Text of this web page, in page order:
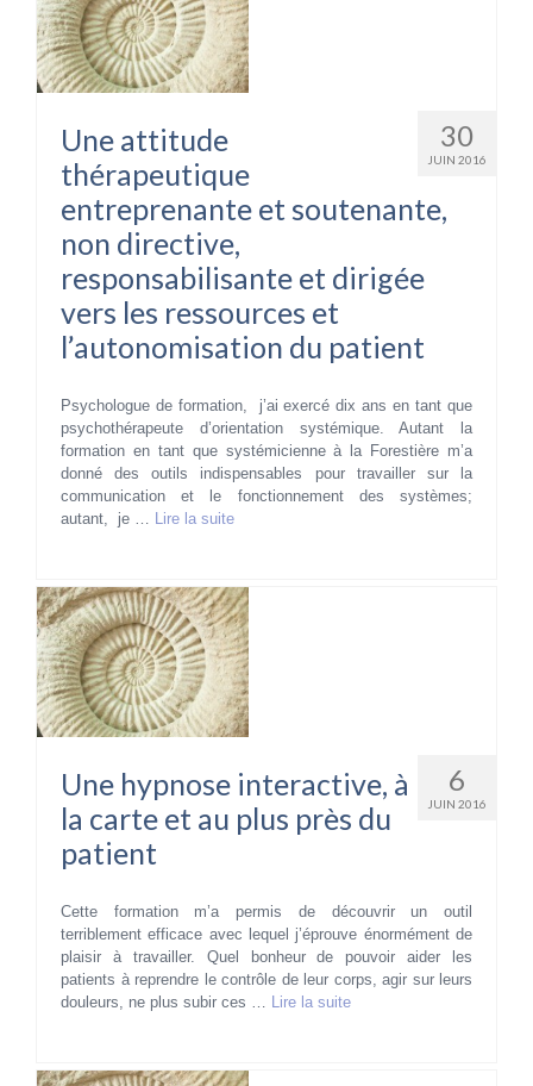
30
JUIN 2016
Une attitude
thérapeutique
entreprenante et soutenante,
non directive,
responsabilisante et dirigée
vers les ressources et
l’autonomisation du patient
Psychologue de formation, j’ai exercé dix ans en tant que
psychothérapeute d’orientation systémique. Autant la
formation en tant que systémicienne à la Forestière m’a
donné des outils indispensables pour travailler sur la
communication et le fonctionnement des systèmes;
autant, je … Lire la suite­­
6
JUIN 2016
Une hypnose interactive, à
la carte et au plus près du
patient
Cette formation m’a permis de découvrir un outil
terriblement efficace avec lequel j’éprouve énormément de
plaisir à travailler. Quel bonheur de pouvoir aider les
patients à reprendre le contrôle de leur corps, agir sur leurs
douleurs, ne plus subir ces … Lire la suite­­